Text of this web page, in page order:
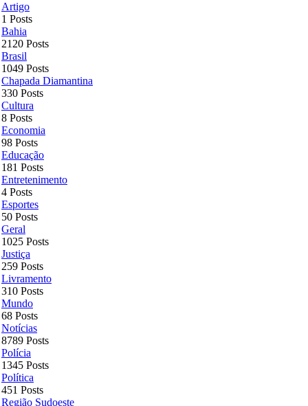
Artigo
1 Posts
Bahia
2120 Posts
Brasil
1049 Posts
Chapada Diamantina
330 Posts
Cultura
8 Posts
Economia
98 Posts
Educação
181 Posts
Entretenimento
4 Posts
Esportes
50 Posts
Geral
1025 Posts
Justiça
259 Posts
Livramento
310 Posts
Mundo
68 Posts
Notícias
8789 Posts
Polícia
1345 Posts
Política
451 Posts
Região Sudoeste